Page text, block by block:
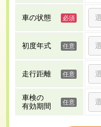
車の状態
初度年式
走行距離
車検の
有効期間